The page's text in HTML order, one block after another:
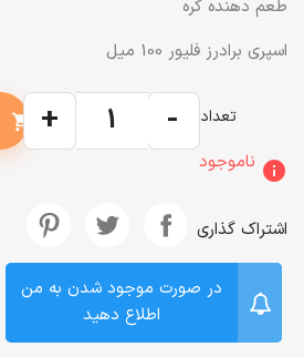
طعم دهنده کره
اسپری برادرز فلیور 100 میل
تعداد -
+
shopping_cart
info ناموجود
اشتراک گذاری
در صورت موجود شدن به من
اطلاع دهید